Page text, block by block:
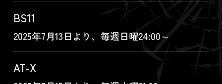
BS11
2025年7月13日より、毎週日曜24:00～
AT-X